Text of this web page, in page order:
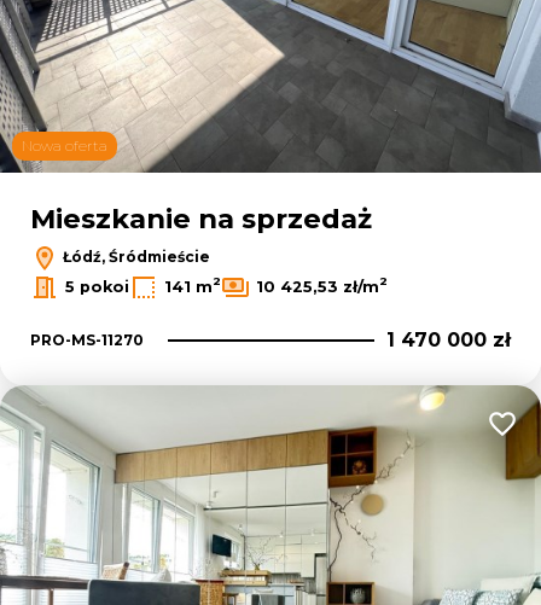
Nowa oferta
Mieszkanie na sprzedaż
Łódź, Śródmieście
5 pokoi
141 m2 10 425,53 zł/m2
PRO-MS-11270 1 470 000 zł